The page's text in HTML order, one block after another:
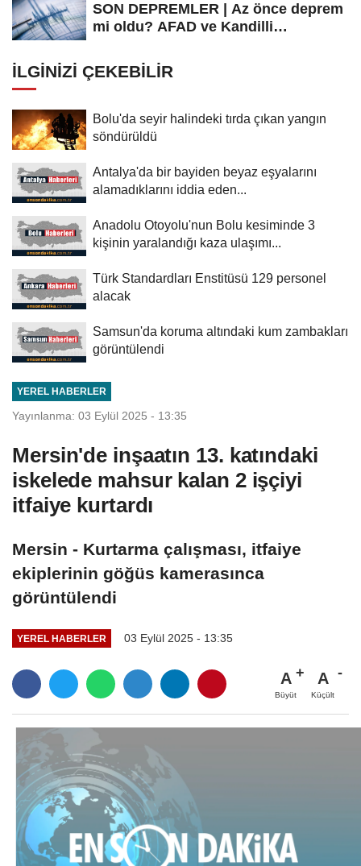
SON DEPREMLER | Az önce deprem
mi oldu? AFAD ve Kandilli
İLGINIZI ÇEKEBILIR
Bolu'da seyir halindeki tırda çıkan yangın
söndürüldü
Antalya'da bir bayiden beyaz eşyalarını
alamadıklarını iddia eden...
Anadolu Otoyolu'nun Bolu kesiminde 3
kişinin yaralandığı kaza ulaşımı...
Türk Standardları Enstitüsü 129 personel
alacak
Samsun'da koruma altındaki kum zambakları
görüntülendi
YEREL HABERLER
Yayınlanma: 03 Eylül 2025 - 13:35
Mersin'de inşaatın 13. katındaki
iskelede mahsur kalan 2 işçiyi
itfaiye kurtardı
Mersin - Kurtarma çalışması, itfaiye
ekiplerinin göğüs kamerasınca
görüntülendi
YEREL HABERLER 03 Eylül 2025 - 13:35
A
Büyüt
A
Küçült